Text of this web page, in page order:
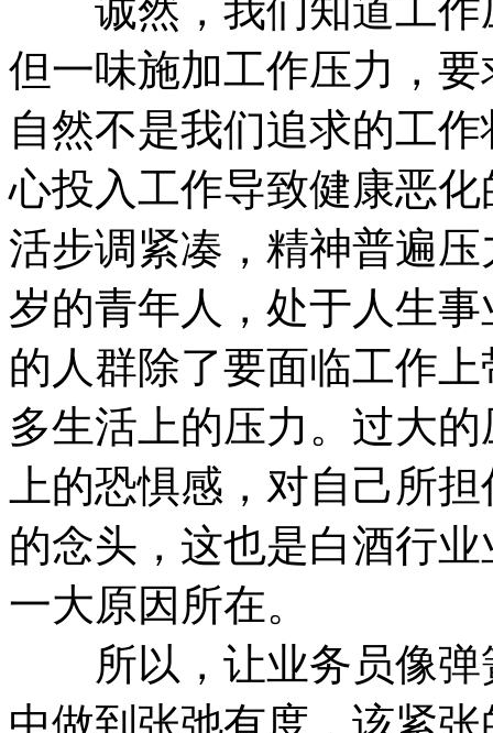
诚然，我们知道工作
但一味施加工作压力，
自然不是我们追求的工
心投入工作导致健康恶
活步调紧凑，精神普遍
岁的青年人，处于人生
的人群除了要面临工作
多生活上的压力。过大
上的恐惧感，对自己所
的念头，这也是白酒行
一大原因所在。
所以，让业务员像弹
中做到张弛有度，该紧